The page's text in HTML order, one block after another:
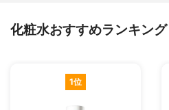
化粧水おすすめランキング
1位